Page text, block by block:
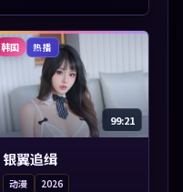
凑，值得加入片...
韩国 热播
99:21
银翼追缉
动漫 2026